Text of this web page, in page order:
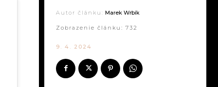
Autor článku: Marek Wrbík
Zobrazenie článku: 732
9. 4. 2024